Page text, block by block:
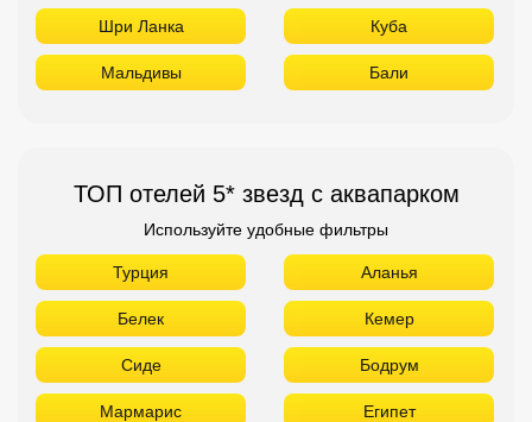
Шри Ланка Куба
Мальдивы Бали
ТОП отелей 5* звезд с аквапарком
Используйте удобные фильтры
Турция Аланья
Белек Кемер
Сиде Бодрум
Мармарис Египет